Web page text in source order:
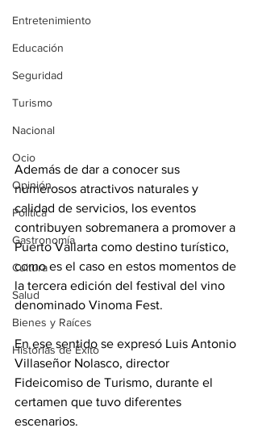
Entretenimiento
Educación
Seguridad
Turismo
Nacional
Ocio
Opinión
Política
Gastronomía
Cultura
Salud
Bienes y Raíces
Historias de Éxito
Además de dar a conocer sus
numerosos atractivos naturales y
calidad de servicios, los eventos
contribuyen sobremanera a promover a
Puerto Vallarta como destino turístico,
como es el caso en estos momentos de
la tercera edición del festival del vino
denominado Vinoma Fest.
En ese sentido se expresó Luis Antonio
Villaseñor Nolasco, director
Fideicomiso de Turismo, durante el
certamen que tuvo diferentes
escenarios.